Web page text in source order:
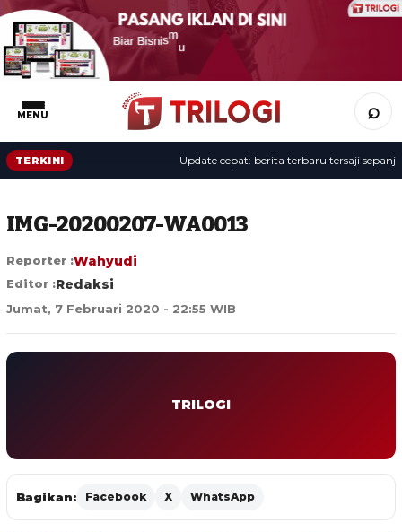
MENU ⌕
TERKINI Update cepat: berita terbaru tersaji sepanjang
IMG-20200207-WA0013
Reporter :Wahyudi
Editor :Redaksi
Jumat, 7 Februari 2020 - 22:55 WIB
TRILOGI
Bagikan: Facebook X WhatsApp